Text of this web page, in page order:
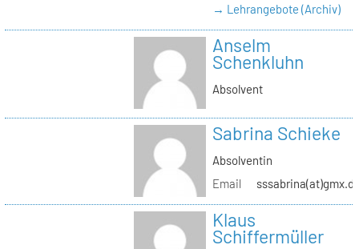
→ Lehrangebote (Archiv)
Anselm
Schenkluhn
Absolvent
Sabrina Schieke
Absolventin
Email
Klaus
Schiffermüller